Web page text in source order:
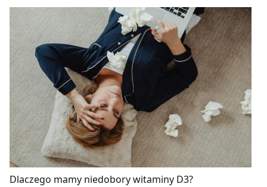
Dlaczego mamy niedobory witaminy D3?